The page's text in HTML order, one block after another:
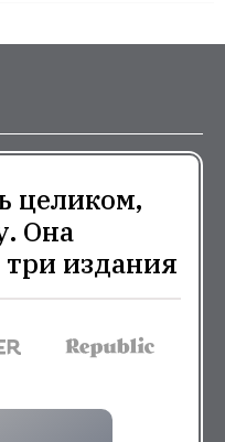
целиком,
Она
три издания